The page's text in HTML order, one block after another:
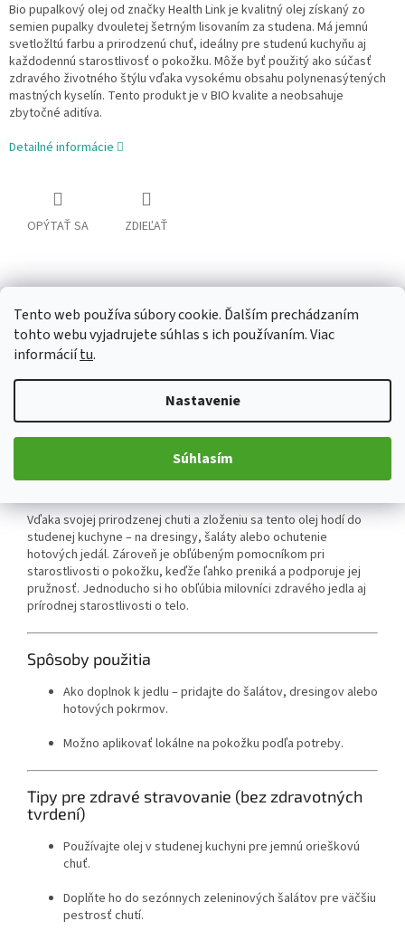
Tento web používa súbory cookie. Ďalším prechádzaním
tohto webu vyjadrujete súhlas s ich používaním. Viac
informáciítu.
Nastavenie
Súhlasím
Bio pupalkový olej od značky Health Link je kvalitný olej získaný zo
semien pupalky dvouletej šetrným lisovaním za studena. Má jemnú
svetložltú farbu a prirodzenú chuť, ideálny pre studenú kuchyňu aj
každodennú starostlivosť o pokožku. Môže byť použitý ako súčasť
zdravého životného štýlu vďaka vysokému obsahu polynenasýtených
mastných kyselín. Tento produkt je v BIO kvalite a neobsahuje
zbytočné aditíva.
Detailné informácie
OPÝTAŤ SA ZDIEĽAŤ
Popis Diskusia
Podrobný popis
Health Link BIO pupalkový olej je čistý prírodný olej zo semien
pupalky dvouletej pestovanej v ekologickom
poľnohospodárstve. Spracováva sa veľmi šetrne – lisovaný za
nízkych teplôt bez chemických rozpúšťadiel a prístupu svetla či
vzduchu, aby si zachoval svoju prirodzenú kvalitu. Výsledkom je
produkt v BIO kvalite, ktorý poskytuje bohatý zdroj
polynenasýtených mastných kyselín.
Vďaka svojej prirodzenej chuti a zloženiu sa tento olej hodí do
studenej kuchyne – na dresingy, šaláty alebo ochutenie
hotových jedál. Zároveň je obľúbeným pomocníkom pri
starostlivosti o pokožku, keďže ľahko preniká a podporuje jej
pružnosť. Jednoducho si ho obľúbia milovníci zdravého jedla aj
prírodnej starostlivosti o telo.
Spôsoby použitia
Ako doplnok k jedlu – pridajte do šalátov, dresingov alebo
hotových pokrmov.
Možno aplikovať lokálne na pokožku podľa potreby.
Tipy pre zdravé stravovanie (bez zdravotných
tvrdení)
Používajte olej v studenej kuchyni pre jemnú orieškovú
chuť.
Doplňte ho do sezónnych zeleninových šalátov pre väčšiu
pestrosť chutí.